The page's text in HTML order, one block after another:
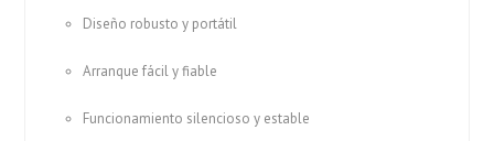
Diseño robusto y portátil
Arranque fácil y fiable
Funcionamiento silencioso y estable